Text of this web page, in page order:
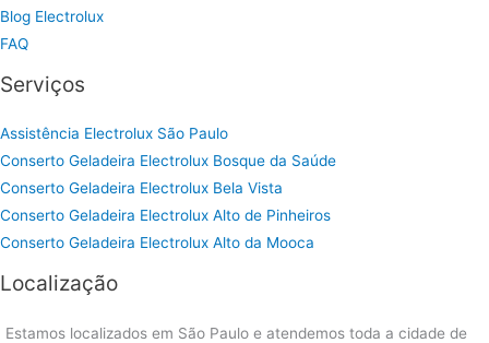
Blog Electrolux
FAQ
Serviços
Assistência Electrolux São Paulo
Conserto Geladeira Electrolux Bosque da Saúde
Conserto Geladeira Electrolux Bela Vista
Conserto Geladeira Electrolux Alto de Pinheiros
Conserto Geladeira Electrolux Alto da Mooca
Localização
Estamos localizados em São Paulo e atendemos toda a cidade de